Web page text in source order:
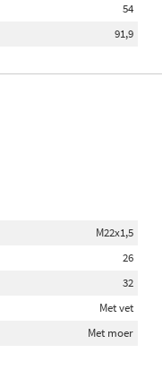
54
91,9
M22x1,5
26
32
Met vet
Met moer